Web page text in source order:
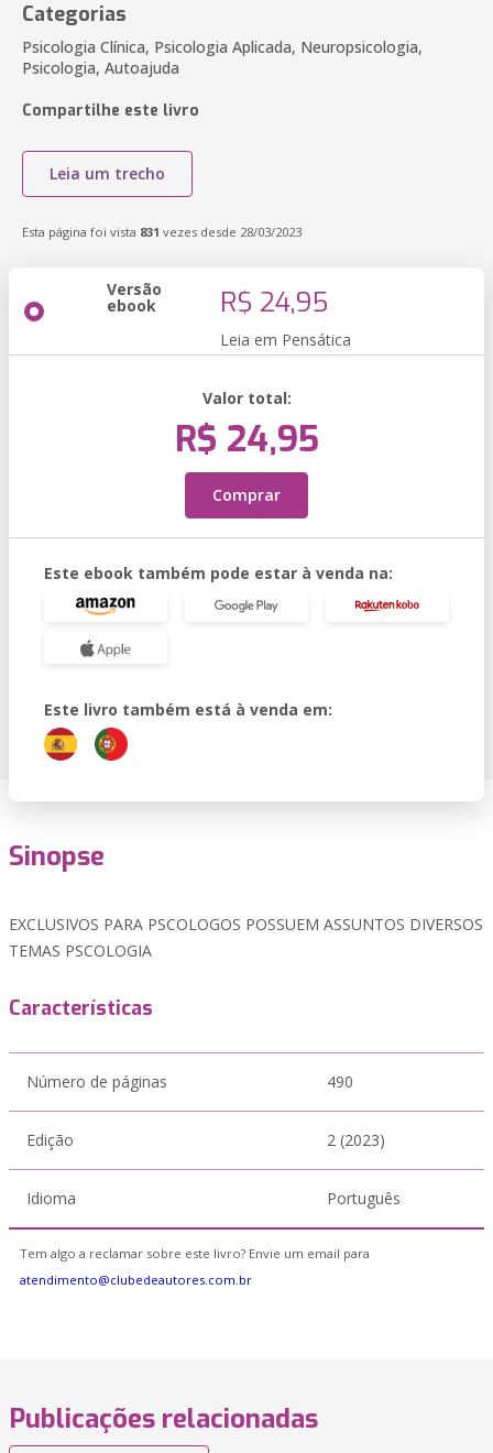
Categorias
Psicologia Clínica, Psicologia Aplicada, Neuropsicologia,
Psicologia, Autoajuda
Compartilhe este livro
Leia um trecho
Esta página foi vista 831 vezes desde 28/03/2023
Versão
ebook R$ 24,95
Leia em Pensática
Valor total:
R$ 24,95
Comprar
Este ebook também pode estar à venda na:
Este livro também está à venda em:
Sinopse
EXCLUSIVOS PARA PSCOLOGOS POSSUEM ASSUNTOS DIVERSOS
TEMAS PSCOLOGIA
Características
Número de páginas 490
Edição 2 (2023)
Idioma Português
Tem algo a reclamar sobre este livro? Envie um email para
atendimento@clubedeautores.com.br
Publicações relacionadas